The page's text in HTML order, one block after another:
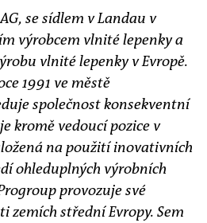
se sídlem v Landau v
výrobcem vlnité lepenky a
vlnité lepenky v Evropě.
1991 ve městě
společnost konsekventní
kromě vedoucí pozice v
na použití inovativních
ohleduplných výrobních
provozuje své
zemích střední Evropy. Sem